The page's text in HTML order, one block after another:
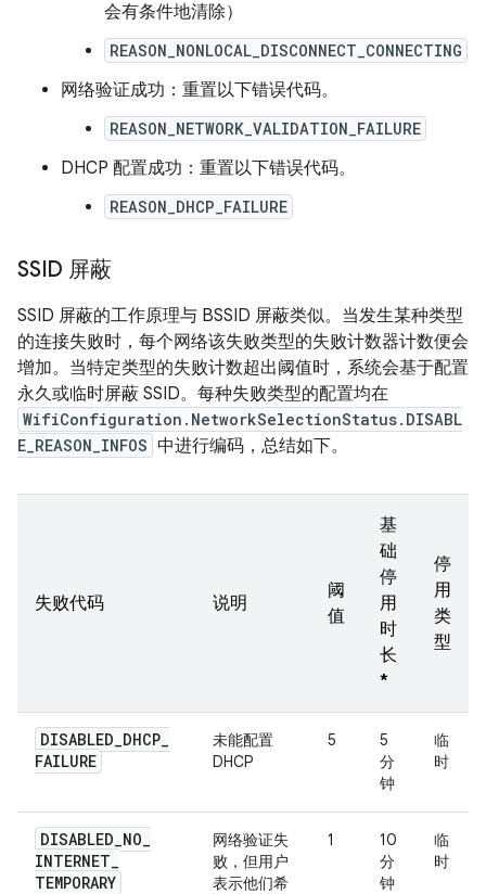
会有条件地清除）
REASON_NONLOCAL_DISCONNECT_CONNECTING
网络验证成功：重置以下错误代码。
REASON_NETWORK_VALIDATION_FAILURE
DHCP 配置成功：重置以下错误代码。
REASON_DHCP_FAILURE
SSID 屏蔽
SSID 屏蔽的工作原理与 BSSID 屏蔽类似。当发生某种类型
的连接失败时，每个网络该失败类型的失败计数器计数便会
增加。当特定类型的失败计数超出阈值时，系统会基于配置
永久或临时屏蔽 SSID。每种失败类型的配置均在
WifiConfiguration.NetworkSelectionStatus.DISABL
E_REASON_INFOS 中进行编码，总结如下。
失败代码 说明
阈
值
基
础
停
用
时
长
*
停
用
类
型
DISABLED_DHCP_
FAILURE
未能配置
DHCP
5
5
分
钟
临
时
DISABLED_NO_
INTERNET_
TEMPORARY
网络验证失
败，但用户
表示他们希
1
10
分
钟
临
时